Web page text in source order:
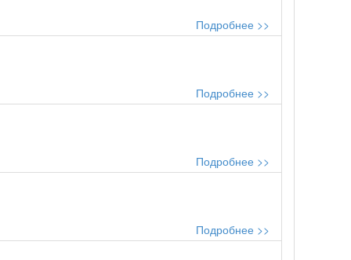
Подробнее >>
Подробнее >>
Подробнее >>
Подробнее >>